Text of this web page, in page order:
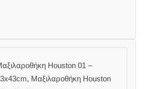
Houston 01 –
Μαξιλαροθήκη Houston